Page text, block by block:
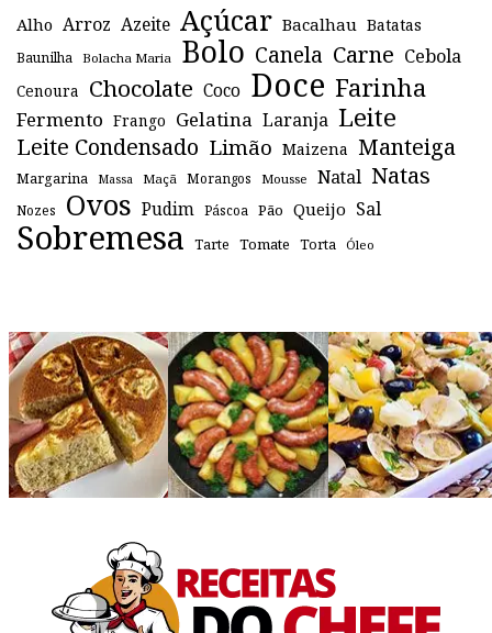
Alho Arroz Azeite Açúcar Bacalhau Batatas
Baunilha Bolacha Maria Bolo Canela Carne Cebola
Cenoura Chocolate Coco Doce Farinha
Fermento Frango Gelatina Laranja Leite
Leite Condensado Limão Maizena Manteiga
Margarina Massa Maçã Morangos Mousse Natal Natas
Nozes Ovos Pudim Páscoa Pão Queijo Sal
Sobremesa Tarte Tomate Torta Óleo